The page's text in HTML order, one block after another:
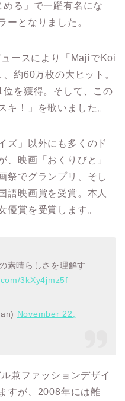
る」で一躍有名にな
ーとなりました。
ースにより「MajiでKoi
約60万枚の大ヒット。
を獲得。そして、この
キ！」を歌いました。
ズ」以外にも多くのド
、映画「おくりびと」
祭でグランプリ、そし
語映画賞を受賞。本人
優賞を受賞します。
素晴らしさを理解す
3kXy4jmz5f
November 22,
兼ファッションデザイ
すが、2008年には離